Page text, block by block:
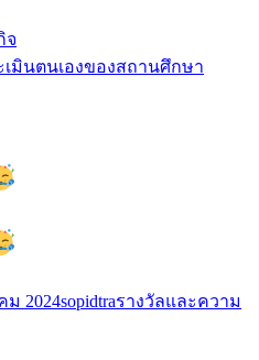
จ
เมินตนเองของสถานศึกษา
ม 2024sopidtraรางวัลและความ